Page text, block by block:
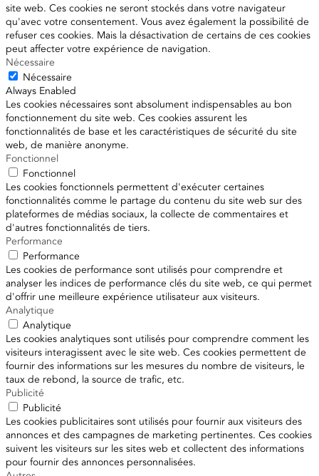
site web. Ces cookies ne seront stockés dans votre navigateur
qu'avec votre consentement. Vous avez également la possibilité de
refuser ces cookies. Mais la désactivation de certains de ces cookies
peut affecter votre expérience de navigation.
Nécessaire
Nécessaire
Always Enabled
Les cookies nécessaires sont absolument indispensables au bon
fonctionnement du site web. Ces cookies assurent les
fonctionnalités de base et les caractéristiques de sécurité du site
web, de manière anonyme.
Fonctionnel
Fonctionnel
Les cookies fonctionnels permettent d'exécuter certaines
fonctionnalités comme le partage du contenu du site web sur des
plateformes de médias sociaux, la collecte de commentaires et
d'autres fonctionnalités de tiers.
Performance
Performance
Les cookies de performance sont utilisés pour comprendre et
analyser les indices de performance clés du site web, ce qui permet
d'offrir une meilleure expérience utilisateur aux visiteurs.
Analytique
Analytique
Les cookies analytiques sont utilisés pour comprendre comment les
visiteurs interagissent avec le site web. Ces cookies permettent de
fournir des informations sur les mesures du nombre de visiteurs, le
taux de rebond, la source de trafic, etc.
Publicité
Publicité
Les cookies publicitaires sont utilisés pour fournir aux visiteurs des
annonces et des campagnes de marketing pertinentes. Ces cookies
suivent les visiteurs sur les sites web et collectent des informations
pour fournir des annonces personnalisées.